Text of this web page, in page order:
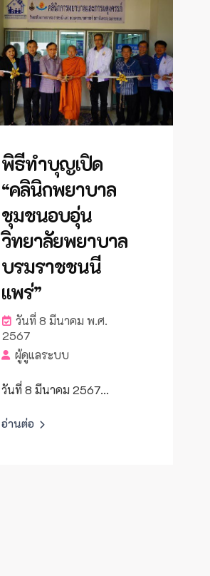
พิธีทำบุญเปิด
“คลินิกพยาบาล
ชุมชนอบอุ่น
วิทยาลัยพยาบาล
บรมราชชนนี
แพร่”
วันที่ 8 มีนาคม พ.ศ.
2567
ผู้ดูแลระบบ
วันที่ 8 มีนาคม 2567...
อ่านต่อ